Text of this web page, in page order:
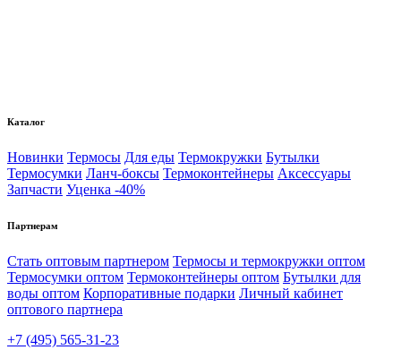
Каталог
Новинки Термосы Для еды Термокружки Бутылки
Термосумки Ланч-боксы Термоконтейнеры Аксессуары
Запчасти Уценка -40%
Партнерам
Стать оптовым партнером Термосы и термокружки оптом
Термосумки оптом Термоконтейнеры оптом Бутылки для
воды оптом Корпоративные подарки Личный кабинет
оптового партнера
+7 (495) 565-31-23